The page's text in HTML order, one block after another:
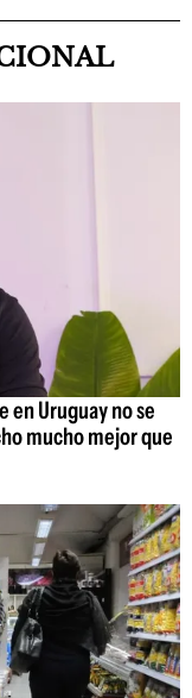
en Uruguay no se
mucho mejor que